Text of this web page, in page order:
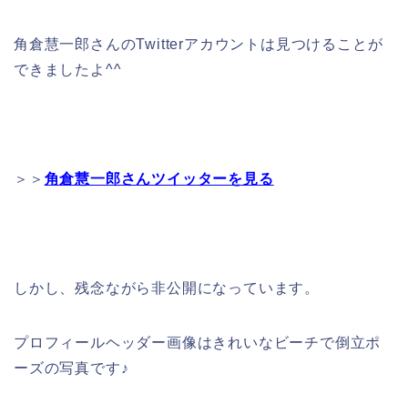
角倉慧一郎さんのTwitterアカウントは見つけることが
できましたよ^^
＞＞ 角倉慧一郎さんツイッターを見る
しかし、残念ながら非公開になっています。
プロフィールヘッダー画像はきれいなビーチで倒立ポ
ーズの写真です♪